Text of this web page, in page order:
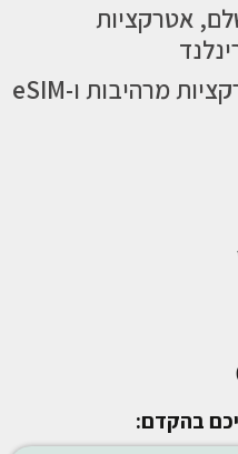
אטרקציות
אוטילה: נופש מושלם, אטרקציות מרהיבות ו-eSIM
בהקדם: